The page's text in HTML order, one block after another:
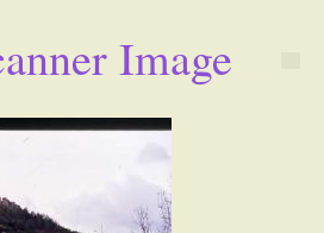
Image